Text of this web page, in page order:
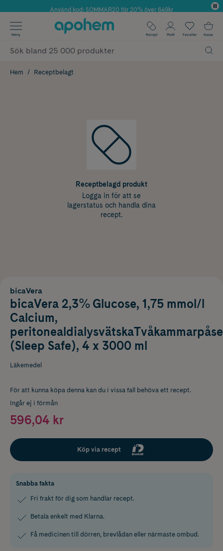
Använd kod: SOMMAR20 för 20% över 649kr
✓ Fri frakt
✓ Poäng på alla köp*
Meny Recept Profil Favoriter Kassa
Hem Receptbelagt
Receptbelagd produkt
Logga in för att se
lagerstatus och handla dina
recept.
bicaVera
bicaVera 2,3% Glucose, 1,75 mmol/l
Calcium,
peritonealdialysvätskaTvåkammarpåse
(Sleep Safe), 4 x 3000 ml
Läkemedel
För att kunna köpa denna kan du i vissa fall behöva ett recept.
Ingår ej i förmån
596,04 kr
Köp via recept
Snabba fakta
Fri frakt för dig som handlar recept.
Betala enkelt med Klarna.
Få medicinen till dörren, brevlådan eller närmaste ombud.